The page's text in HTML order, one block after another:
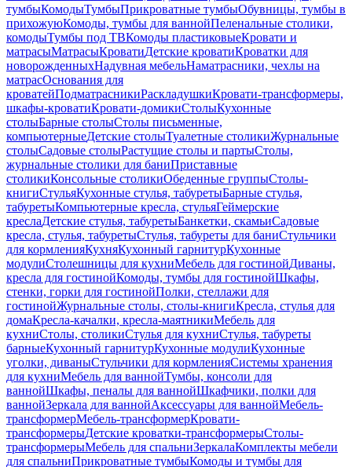
тумбыКомодыТумбыПрикроватные тумбыОбувницы, тумбы в
прихожуюКомоды, тумбы для ваннойПеленальные столики,
комодыТумбы под ТВКомоды пластиковыеКровати и
матрасыМатрасыКроватиДетские кроватиКроватки для
новорожденныхНадувная мебельНаматрасники, чехлы на
матрасОснования для
кроватейПодматрасникиРаскладушкиКровати-трансформеры,
шкафы-кроватиКровати-домикиСтолыКухонные
столыБарные столыСтолы письменные,
компьютерныеДетские столыТуалетные столикиЖурнальные
столыСадовые столыРастущие столы и партыСтолы,
журнальные столики для баниПриставные
столикиКонсольные столикиОбеденные группыСтолы-
книгиСтульяКухонные стулья, табуретыБарные стулья,
табуретыКомпьютерные кресла, стульяГеймерские
креслаДетские стулья, табуретыБанкетки, скамьиСадовые
кресла, стулья, табуретыСтулья, табуреты для баниСтульчики
для кормленияКухняКухонный гарнитурКухонные
модулиСтолешницы для кухниМебель для гостинойДиваны,
кресла для гостинойКомоды, тумбы для гостинойШкафы,
стенки, горки для гостинойПолки, стеллажи для
гостинойЖурнальные столы, столы-книгиКресла, стулья для
домаКресла-качалки, кресла-маятникиМебель для
кухниСтолы, столикиСтулья для кухниСтулья, табуреты
барныеКухонный гарнитурКухонные модулиКухонные
уголки, диваныСтульчики для кормленияСистемы хранения
для кухниМебель для ваннойТумбы, консоли для
ваннойШкафы, пеналы для ваннойШкафчики, полки для
ваннойЗеркала для ваннойАксессуары для ваннойМебель-
трансформерМебель-трансформерКровати-
трансформерыДетские кроватки-трансформерыСтолы-
трансформерыМебель для спальниЗеркалаКомплекты мебели
для спальниПрикроватные тумбыКомоды и тумбы для